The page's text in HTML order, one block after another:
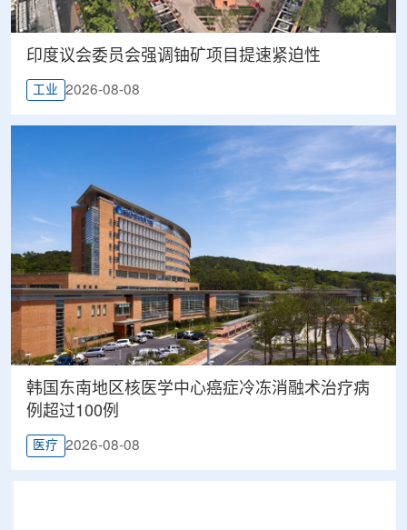
印度议会委员会强调铀矿项目提速紧迫性
工业 2026-08-08
韩国东南地区核医学中心癌症冷冻消融术治疗病
例超过100例
医疗 2026-08-08